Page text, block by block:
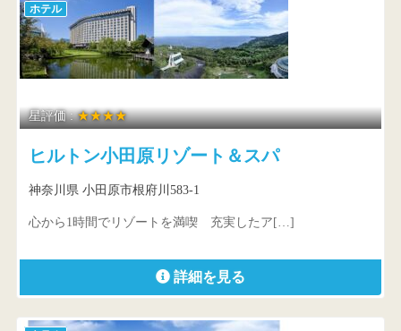
ホテル
星評価 :★★★★
ヒルトン小田原リゾート＆スパ
神奈川県 小田原市根府川583-1
心から1時間でリゾートを満喫 充実したア[…]
詳細を見る